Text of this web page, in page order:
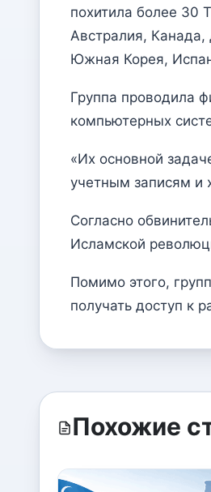
похитила более 30
Австралия,
Южная Корея,
Группа проводила
компьютерных
«Их основной
учетным записям и
Согласно
Исламской
Помимо этого,
получать доступ к
Похожие